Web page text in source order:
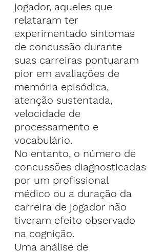
jogador, aqueles que
relataram ter
experimentado sintomas
de concussão durante
suas carreiras pontuaram
pior em avaliações de
memória episódica,
atenção sustentada,
velocidade de
processamento e
vocabulário.
No entanto, o número de
concussões diagnosticadas
por um profissional
médico ou a duração da
carreira de jogador não
tiveram efeito observado
na cognição.
Uma análise de